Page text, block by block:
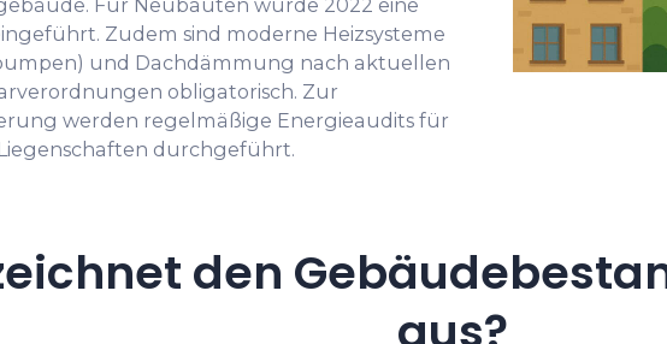
Zudem sind moderne Heizsysteme
und Dachdämmung nach aktuellen
obligatorisch. Zur
werden regelmäßige Energieaudits für
durchgeführt.
den
aus?